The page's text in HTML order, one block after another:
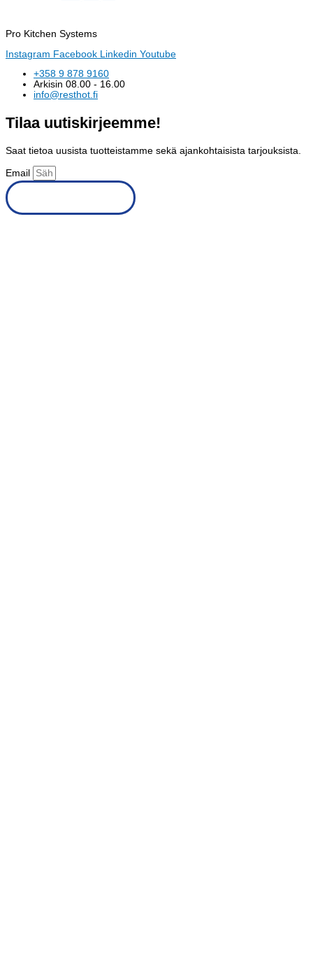
Pro Kitchen Systems
Instagram Facebook Linkedin Youtube
+358 9 878 9160
Arkisin 08.00 - 16.00
info@resthot.fi
Tilaa uutiskirjeemme!
Saat tietoa uusista tuotteistamme sekä ajankohtaisista tarjouksista.
Email